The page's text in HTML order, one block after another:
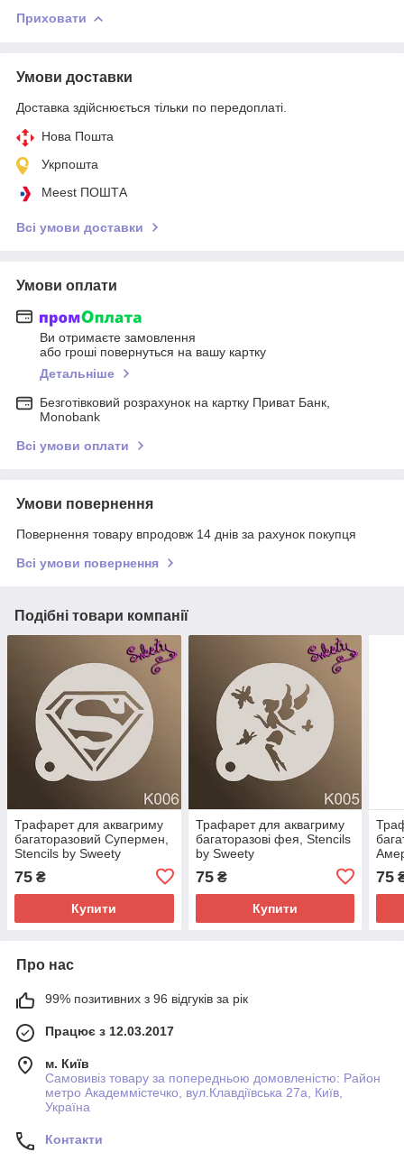
Приховати
Умови доставки
Доставка здійснюється тільки по передоплаті.
Нова Пошта
Укрпошта
Meest ПОШТА
Всі умови доставки
Умови оплати
Ви отримаєте замовлення
або гроші повернуться на вашу картку
Детальніше
Безготівковий розрахунок на картку Приват Банк,
Monobank
Всі умови оплати
Умови повернення
Повернення товару впродовж 14 днів за рахунок покупця
Всі умови повернення
Подібні товари компанії
Трафарет для аквагриму
багаторазовий Супермен,
Stencils by Sweety
75 ₴
Купити
Трафарет для аквагриму
багаторазові фея, Stencils
by Sweety
75₴
Купити
75
Про нас
99% позитивних з 96 відгуків за рік
Працює з 12.03.2017
м. Київ
Самовивіз товару за попередньою домовленістю: Район
метро Академмістечко, вул.Клавдіївська 27а, Київ,
Україна
Контакти